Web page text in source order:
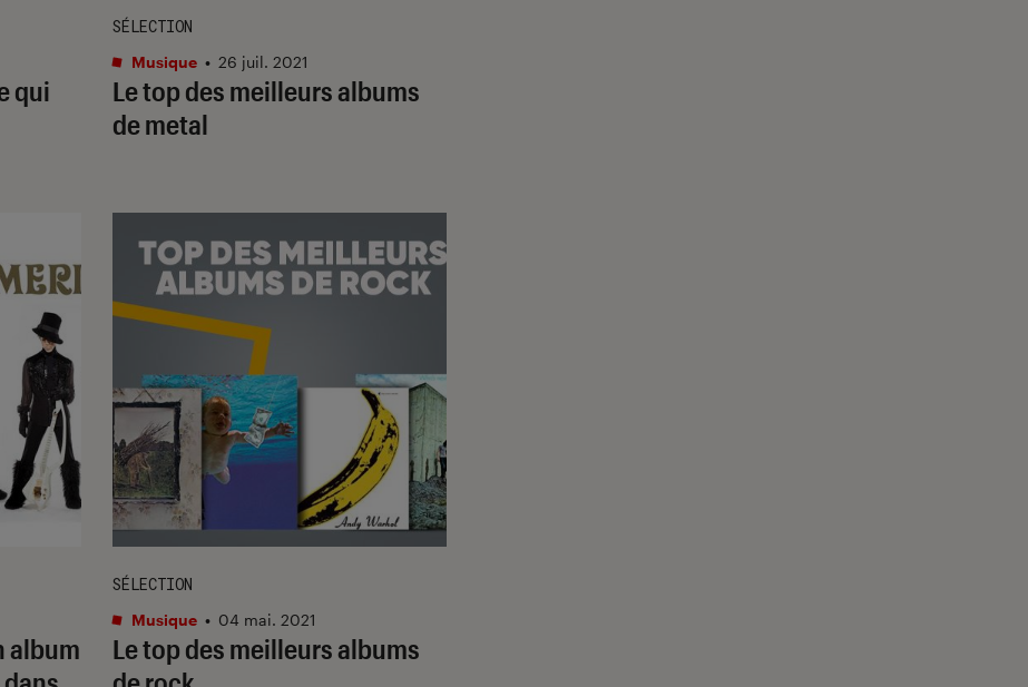
qui
Le top des meilleurs albums
de metal
SÉLECTION
Musique • 26 juil. 2021
album
Le top des meilleurs albums
SÉLECTION
Musique • 04 mai. 2021